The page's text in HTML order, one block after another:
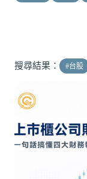
搜尋結果： #台股